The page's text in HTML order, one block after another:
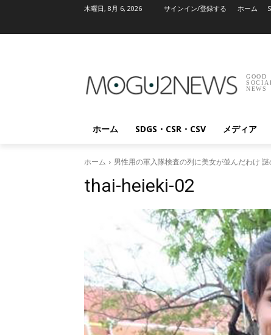
木曜日, 8月 6, 2026 サインイン/登録する ホーム
GOOD
NEWS
ホーム SDGS・CSR・CSV メディア
ホーム 男性用の軍入隊検査の列に美女が並んだわけ
thai-heieki-02